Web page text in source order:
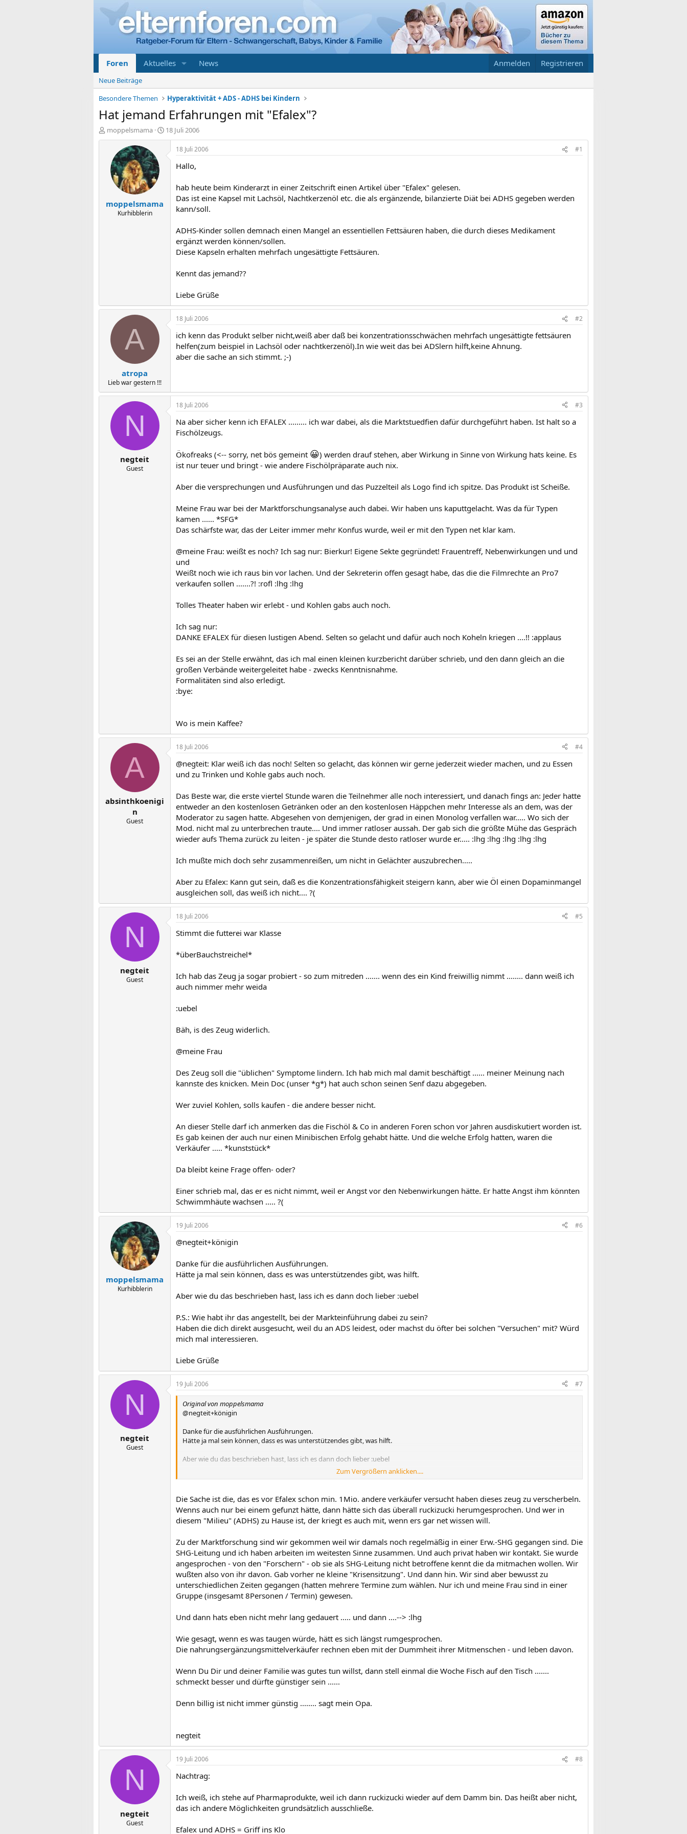
Foren Aktuelles News Anmelden Registrieren
Neue Beiträge
Besondere Themen
Hyperaktivität + ADS - ADHS bei Kindern
Hat jemand Erfahrungen mit "Efalex"?
E
r
r
moppelsmama
E
r
t
18 Juli 2006
moppelsmama
Kurhibblerin
18 Juli 2006 #1
Hallo,
hab heute beim Kinderarzt in einer Zeitschrift einen Artikel über "Efalex" gelesen.
Das ist eine Kapsel mit Lachsöl, Nachtkerzenöl etc. die als ergänzende, bilanzierte Diät bei ADHS gegeben werden
kann/soll.
ADHS-Kinder sollen demnach einen Mangel an essentiellen Fettsäuren haben, die durch dieses Medikament
ergänzt werden können/sollen.
Diese Kapseln erhalten mehrfach ungesättigte Fettsäuren.
Kennt das jemand??
Liebe Grüße
A
atropa
Lieb war gestern !!!
18 Juli 2006 #2
ich kenn das Produkt selber nicht,weiß aber daß bei konzentrationsschwächen mehrfach ungesättigte fettsäuren
helfen(zum beispiel in Lachsöl oder nachtkerzenöl).In wie weit das bei ADSlern hilft,keine Ahnung.
aber die sache an sich stimmt. ;-)
N
negteit
Guest
18 Juli 2006 #3
Na aber sicher kenn ich EFALEX ......... ich war dabei, als die Marktstuedfien dafür durchgeführt haben. Ist halt so a
Fischölzeugs.
Ökofreaks (<-- sorry, net bös gemeint 😀) werden drauf stehen, aber Wirkung in Sinne von Wirkung hats keine. Es
ist nur teuer und bringt - wie andere Fischölpräparate auch nix.
Aber die versprechungen und Ausführungen und das Puzzelteil als Logo find ich spitze. Das Produkt ist Scheiße.
Meine Frau war bei der Marktforschungsanalyse auch dabei. Wir haben uns kaputtgelacht. Was da für Typen
kamen ...... *SFG*
Das schärfste war, das der Leiter immer mehr Konfus wurde, weil er mit den Typen net klar kam.
@meine Frau: weißt es noch? Ich sag nur: Bierkur! Eigene Sekte gegründet! Frauentreff, Nebenwirkungen und und
und
Weißt noch wie ich raus bin vor lachen. Und der Sekreterin offen gesagt habe, das die die Filmrechte an Pro7
verkaufen sollen .......?! :rofl :lhg :lhg
Tolles Theater haben wir erlebt - und Kohlen gabs auch noch.
Ich sag nur:
DANKE EFALEX für diesen lustigen Abend. Selten so gelacht und dafür auch noch Koheln kriegen ....!! :applaus
Es sei an der Stelle erwähnt, das ich mal einen kleinen kurzbericht darüber schrieb, und den dann gleich an die
großen Verbände weitergeleitet habe - zwecks Kenntnisnahme.
Formalitäten sind also erledigt.
:bye:
Wo is mein Kaffee?
A
absinthkoenigi
n
Guest
18 Juli 2006 #4
@negteit: Klar weiß ich das noch! Selten so gelacht, das können wir gerne jederzeit wieder machen, und zu Essen
und zu Trinken und Kohle gabs auch noch.
Das Beste war, die erste viertel Stunde waren die Teilnehmer alle noch interessiert, und danach fings an: Jeder hatte
entweder an den kostenlosen Getränken oder an den kostenlosen Häppchen mehr Interesse als an dem, was der
Moderator zu sagen hatte. Abgesehen von demjenigen, der grad in einen Monolog verfallen war..... Wo sich der
Mod. nicht mal zu unterbrechen traute.... Und immer ratloser aussah. Der gab sich die größte Mühe das Gespräch
wieder aufs Thema zurück zu leiten - je später die Stunde desto ratloser wurde er..... :lhg :lhg :lhg :lhg :lhg
Ich mußte mich doch sehr zusammenreißen, um nicht in Gelächter auszubrechen.....
Aber zu Efalex: Kann gut sein, daß es die Konzentrationsfähigkeit steigern kann, aber wie Öl einen Dopaminmangel
ausgleichen soll, das weiß ich nicht.... ?(
N
negteit
Guest
18 Juli 2006 #5
Stimmt die futterei war Klasse
*überBauchstreichel*
Ich hab das Zeug ja sogar probiert - so zum mitreden ....... wenn des ein Kind freiwillig nimmt ........ dann weiß ich
auch nimmer mehr weida
:uebel
Bäh, is des Zeug widerlich.
@meine Frau
Des Zeug soll die "üblichen" Symptome lindern. Ich hab mich mal damit beschäftigt ...... meiner Meinung nach
kannste des knicken. Mein Doc (unser *g*) hat auch schon seinen Senf dazu abgegeben.
Wer zuviel Kohlen, solls kaufen - die andere besser nicht.
An dieser Stelle darf ich anmerken das die Fischöl & Co in anderen Foren schon vor Jahren ausdiskutiert worden ist.
Es gab keinen der auch nur einen Minibischen Erfolg gehabt hätte. Und die welche Erfolg hatten, waren die
Verkäufer ..... *kunststück*
Da bleibt keine Frage offen- oder?
Einer schrieb mal, das er es nicht nimmt, weil er Angst vor den Nebenwirkungen hätte. Er hatte Angst ihm könnten
Schwimmhäute wachsen ..... ?(
moppelsmama
Kurhibblerin
19 Juli 2006 #6
@negteit+königin
Danke für die ausführlichen Ausführungen.
Hätte ja mal sein können, dass es was unterstützendes gibt, was hilft.
Aber wie du das beschrieben hast, lass ich es dann doch lieber :uebel
P.S.: Wie habt ihr das angestellt, bei der Markteinführung dabei zu sein?
Haben die dich direkt ausgesucht, weil du an ADS leidest, oder machst du öfter bei solchen "Versuchen" mit? Würd
mich mal interessieren.
Liebe Grüße
N
negteit
Guest
19 Juli 2006 #7
Original von moppelsmama
@negteit+königin
Danke für die ausführlichen Ausführungen.
Hätte ja mal sein können, dass es was unterstützendes gibt, was hilft.
Aber wie du das beschrieben hast, lass ich es dann doch lieber :uebel
P.S.: Wie habt ihr das angestellt, bei der Markteinführung dabei zu sein?
interessieren.
Liebe Grüße
Zum Vergrößern anklicken....
Die Sache ist die, das es vor Efalex schon min. 1Mio. andere verkäufer versucht haben dieses zeug zu verscherbeln.
Wenns auch nur bei einem gefunzt hätte, dann hätte sich das überall ruckizucki herumgesprochen. Und wer in
diesem "Milieu" (ADHS) zu Hause ist, der kriegt es auch mit, wenn ers gar net wissen will.
Zu der Marktforschung sind wir gekommen weil wir damals noch regelmäßig in einer Erw.-SHG gegangen sind. Die
SHG-Leitung und ich haben arbeiten im weitesten Sinne zusammen. Und auch privat haben wir kontakt. Sie wurde
angesprochen - von den "Forschern" - ob sie als SHG-Leitung nicht betroffene kennt die da mitmachen wollen. Wir
wußten also von ihr davon. Gab vorher ne kleine "Krisensitzung". Und dann hin. Wir sind aber bewusst zu
unterschiedlichen Zeiten gegangen (hatten mehrere Termine zum wählen. Nur ich und meine Frau sind in einer
Gruppe (insgesamt 8Personen / Termin) gewesen.
Und dann hats eben nicht mehr lang gedauert ..... und dann ....--> :lhg
Wie gesagt, wenn es was taugen würde, hätt es sich längst rumgesprochen.
Die nahrungsergänzungsmittelverkäufer rechnen eben mit der Dummheit ihrer Mitmenschen - und leben davon.
Wenn Du Dir und deiner Familie was gutes tun willst, dann stell einmal die Woche Fisch auf den Tisch .......
schmeckt besser und dürfte günstiger sein ......
Denn billig ist nicht immer günstig ........ sagt mein Opa.
negteit
N
negteit
Guest
19 Juli 2006 #8
Nachtrag:
Ich weiß, ich stehe auf Pharmaprodukte, weil ich dann ruckizucki wieder auf dem Damm bin. Das heißt aber nicht,
das ich andere Möglichkeiten grundsätzlich ausschließe.
Efalex und ADHS = Griff ins Klo